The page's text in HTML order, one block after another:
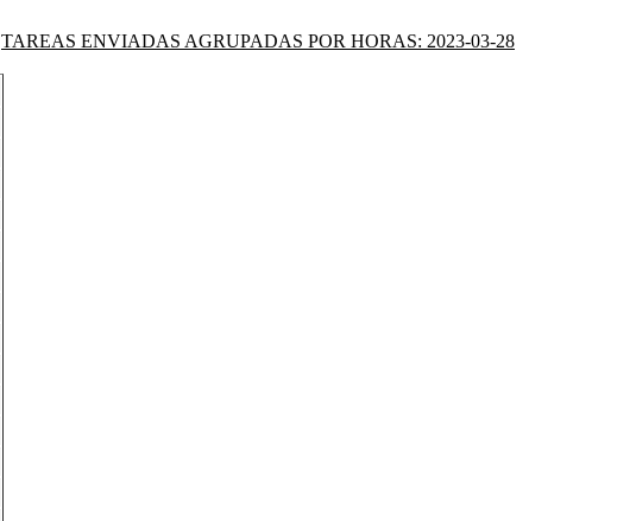
TAREAS ENVIADAS AGRUPADAS POR HORAS: 2023-03-28